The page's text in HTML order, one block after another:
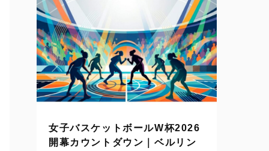
女子バスケットボールW杯2026
開幕カウントダウン｜ベルリン